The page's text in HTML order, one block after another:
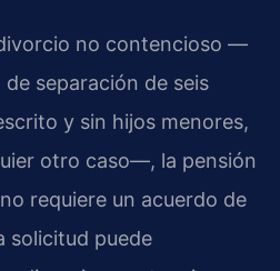
no contencioso —
separación de seis
y sin hijos menores,
otro caso—, la pensión
requiere un acuerdo de
solicitud puede